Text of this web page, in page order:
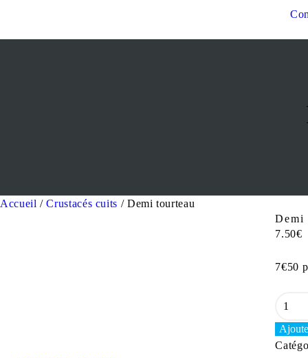
Accueil /Crustacés cuits / Demi tourteau
Demi
7.50€
7€50